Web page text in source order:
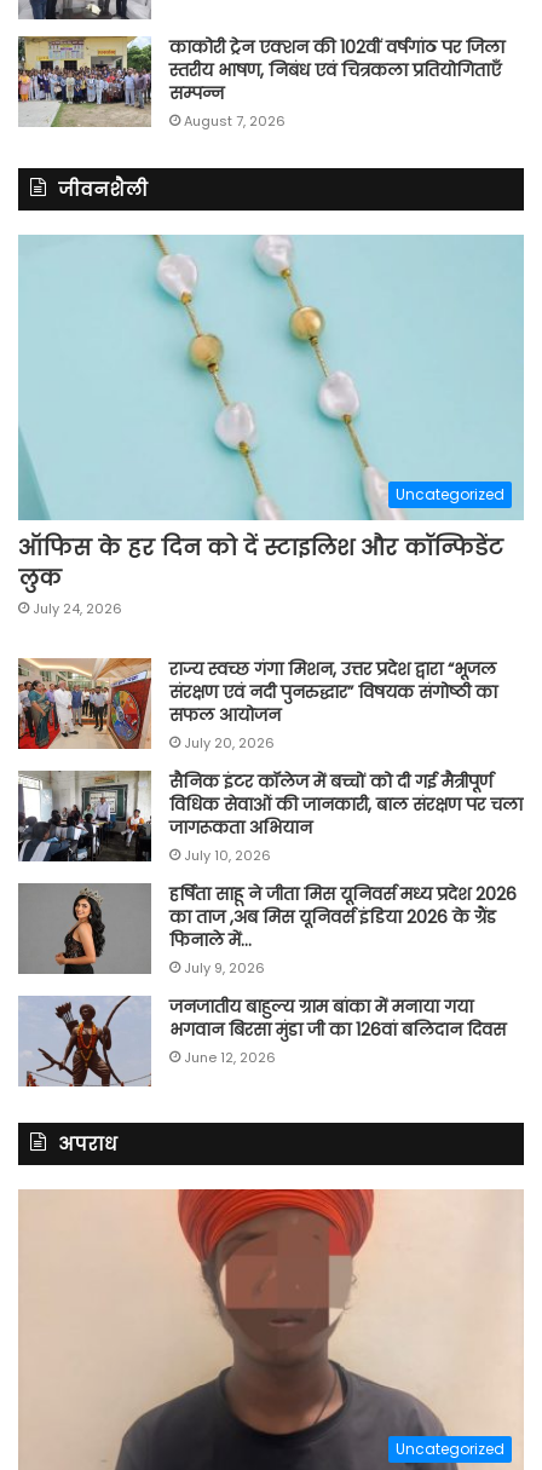
काकोरी ट्रेन एक्शन की 102वीं वर्षगांठ पर जिला
स्तरीय भाषण, निबंध एवं चित्रकला प्रतियोगिताएँ
सम्पन्न
August 7, 2026
जीवनशैली
Uncategorized
ऑफिस के हर दिन को दें स्टाइलिश और कॉन्फिडेंट
लुक
July 24, 2026
राज्य स्वच्छ गंगा मिशन, उत्तर प्रदेश द्वारा “भूजल
संरक्षण एवं नदी पुनरुद्धार” विषयक संगोष्ठी का
सफल आयोजन
July 20, 2026
सैनिक इंटर कॉलेज में बच्चों को दी गई मैत्रीपूर्ण
विधिक सेवाओं की जानकारी, बाल संरक्षण पर चला
जागरूकता अभियान
July 10, 2026
हर्षिता साहू ने जीता मिस यूनिवर्स मध्य प्रदेश 2026
का ताज ,अब मिस यूनिवर्स इंडिया 2026 के ग्रैंड
फिनाले में…
July 9, 2026
जनजातीय बाहुल्य ग्राम बांका में मनाया गया
भगवान बिरसा मुंडा जी का 126वां बलिदान दिवस
June 12, 2026
अपराध
Uncategorized